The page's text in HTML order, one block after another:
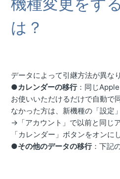
は？
データによって引継方法が異な
●カレンダーの移行：同じ
お使いいただけるだけで自動で
なかった方は、新機種の「設定
→「アカウント」で以前と同じ
「カレンダー」ボタンをオンに
●その他のデータの移行：下記